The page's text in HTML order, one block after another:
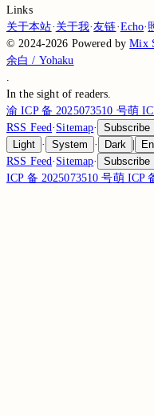
Links
关于本站· 关于我·友链·Echo·
©2024-2026 Powered by Mix
余白 / Yohaku
.
In the sight ofreaders.
渝 ICP 备 2025073510 号萌
RSS Feed· Sitemap·
Subscribe
Light · System · Dark
RSS Feed· Sitemap· Subscribe
ICP 备 2025073510 号萌 ICP